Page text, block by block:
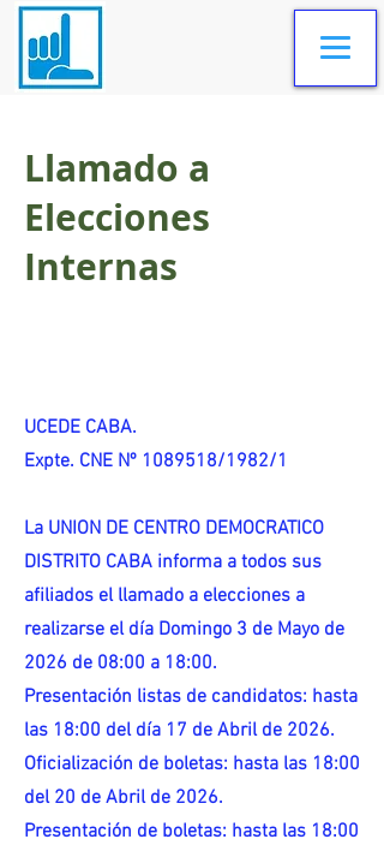
Llamado a
Elecciones
Internas
UCEDE CABA.
Expte. CNE Nº 1089518/1982/1
La UNION DE CENTRO DEMOCRATICO
DISTRITO CABA informa a todos sus
afiliados el llamado a elecciones a
realizarse el día Domingo 3 de Mayo de
2026 de 08:00 a 18:00.
Presentación listas de candidatos: hasta
las 18:00 del día 17 de Abril de 2026.
Oficialización de boletas: hasta las 18:00
del 20 de Abril de 2026.
Presentación de boletas: hasta las 18:00